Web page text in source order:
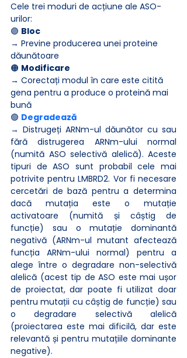
Cele trei moduri de acțiune ale ASO-
urilor:
🟣 Bloc
→ Previne producerea unei proteine
dăunătoare
🟠 Modificare
→ Corectați modul în care este citită
gena pentru a produce o proteină mai
bună
🟢 Degradează
→ Distrugeți ARNm-ul dăunător cu sau
fără distrugerea ARNm-ului normal
(numită ASO selectivă alelică). Aceste
tipuri de ASO sunt probabil cele mai
potrivite pentru LMBRD2. Vor fi necesare
cercetări de bază pentru a determina
dacă mutația este o mutație
activatoare (numită și câștig de
funcție) sau o mutație dominantă
negativă (ARNm-ul mutant afectează
funcția ARNm-ului normal) pentru a
alege între o degradare non-selectivă
alelică (acest tip de ASO este mai ușor
de proiectat, dar poate fi utilizat doar
pentru mutații cu câștig de funcție) sau
o degradare selectivă alelică
(proiectarea este mai dificilă, dar este
relevantă și pentru mutațiile dominante
negative).